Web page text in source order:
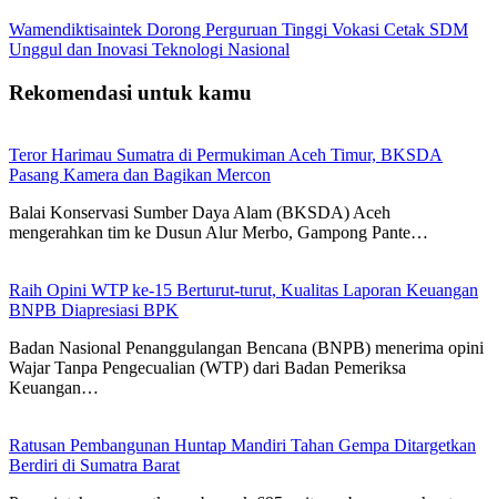
Wamendiktisaintek Dorong Perguruan Tinggi Vokasi Cetak SDM
Unggul dan Inovasi Teknologi Nasional
Rekomendasi untuk kamu
Teror Harimau Sumatra di Permukiman Aceh Timur, BKSDA
Pasang Kamera dan Bagikan Mercon
Balai Konservasi Sumber Daya Alam (BKSDA) Aceh
mengerahkan tim ke Dusun Alur Merbo, Gampong Pante…
Raih Opini WTP ke-15 Berturut-turut, Kualitas Laporan Keuangan
BNPB Diapresiasi BPK
Badan Nasional Penanggulangan Bencana (BNPB) menerima opini
Wajar Tanpa Pengecualian (WTP) dari Badan Pemeriksa
Keuangan…
Ratusan Pembangunan Huntap Mandiri Tahan Gempa Ditargetkan
Berdiri di Sumatra Barat